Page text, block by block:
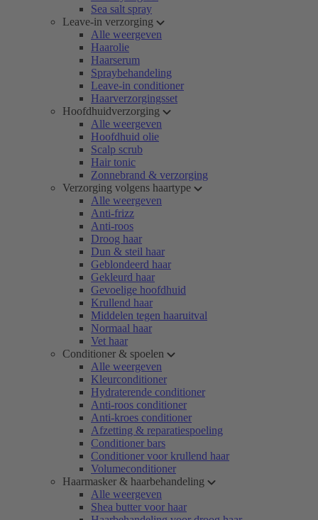
Sea salt spray
Leave-in verzorging
Alle weergeven
Haarolie
Haarserum
Spraybehandeling
Leave-in conditioner
Haarverzorgingsset
Hoofdhuidverzorging
Alle weergeven
Hoofdhuid olie
Scalp scrub
Hair tonic
Zonnebrand & verzorging
Verzorging volgens haartype
Alle weergeven
Anti-frizz
Anti-roos
Droog haar
Dun & steil haar
Geblondeerd haar
Gekleurd haar
Gevoelige hoofdhuid
Krullend haar
Middelen tegen haaruitval
Normaal haar
Vet haar
Conditioner & spoelen
Alle weergeven
Kleurconditioner
Hydraterende conditioner
Anti-roos conditioner
Anti-kroes conditioner
Afzetting & reparatiespoeling
Conditioner bars
Conditioner voor krullend haar
Volumeconditioner
Haarmasker & haarbehandeling
Alle weergeven
Shea butter voor haar